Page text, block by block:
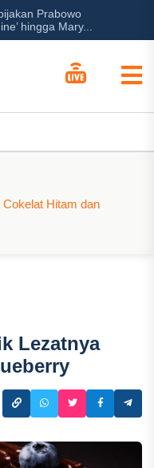
Prabowo
hingga Mary...
Hitam dan
Lezatnya